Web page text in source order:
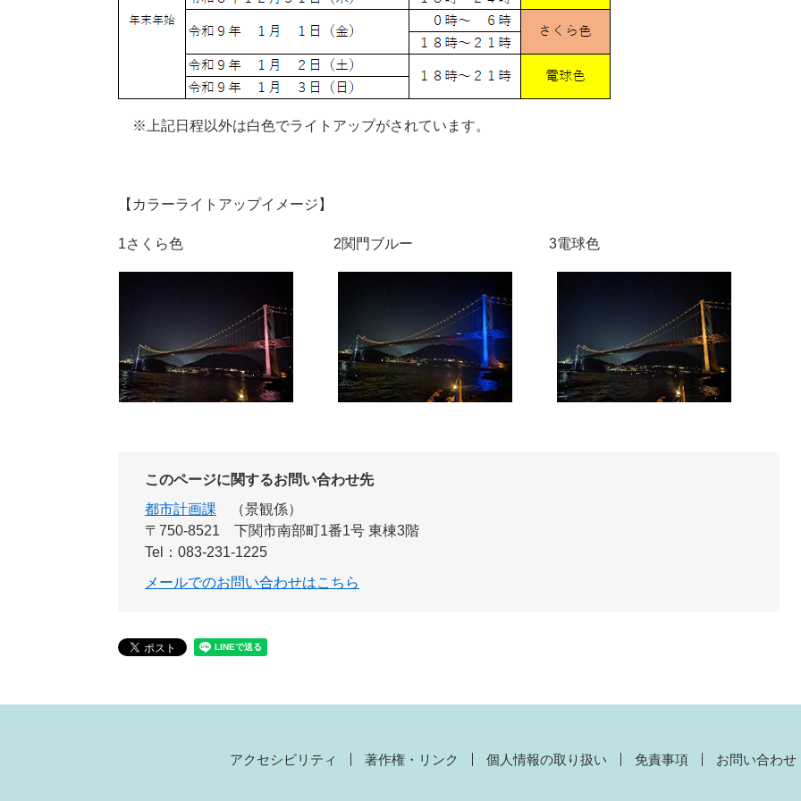
※上記日程以外は白色でライトアップがされています。
【カラーライトアップイメージ】
1さくら色 2関門ブルー 3電球色
このページに関するお問い合わせ先
都市計画課
景観係
〒750-8521
下関市南部町1番1号 東棟3階
Tel：083-231-1225
メールでのお問い合わせはこちら
アクセシビリティ 著作権・リンク 個人情報の取り扱い 免責事項 お問い合わせ